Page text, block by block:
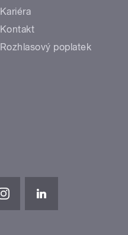
Kariéra
Kontakt
Rozhlasový poplatek